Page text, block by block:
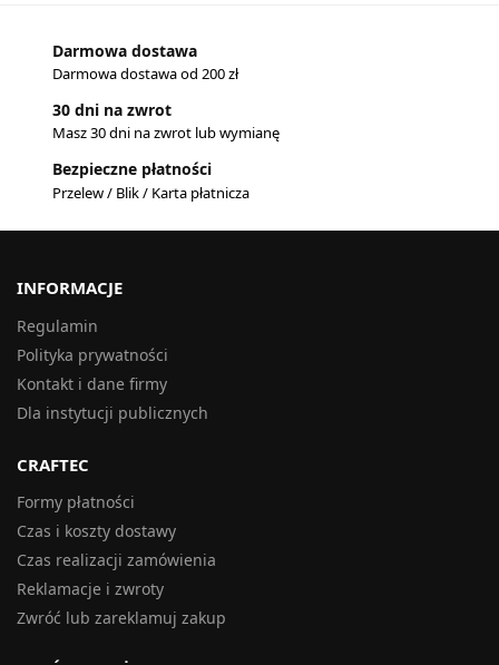
Darmowa dostawa
Darmowa dostawa od 200 zł
30 dni na zwrot
Masz 30 dni na zwrot lub wymianę
Bezpieczne płatności
Przelew / Blik / Karta płatnicza
INFORMACJE
Regulamin
Polityka prywatności
Kontakt i dane firmy
Dla instytucji publicznych
CRAFTEC
Formy płatności
Czas i koszty dostawy
Czas realizacji zamówienia
Reklamacje i zwroty
Zwróć lub zareklamuj zakup